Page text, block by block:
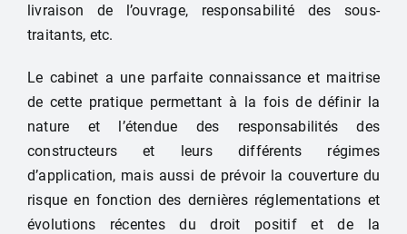
livraison de l’ouvrage, responsabilité des sous-
traitants, etc.
Le cabinet a une parfaite connaissance et maitrise
de cette pratique permettant à la fois de définir la
nature et l’étendue des responsabilités des
constructeurs et leurs différents régimes
d’application, mais aussi de prévoir la couverture du
risque en fonction des dernières réglementations et
évolutions récentes du droit positif et de la